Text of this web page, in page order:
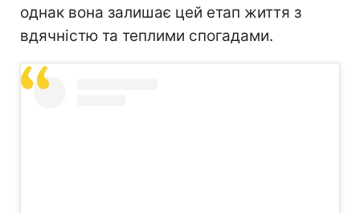
однак вона залишає цей етап життя з
вдячністю та теплими спогадами.